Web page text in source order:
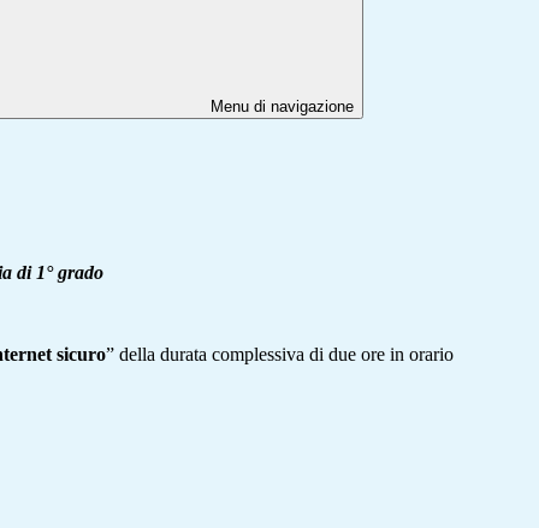
Menu di navigazione
di 1° grado
sicuro” della durata complessiva di due ore in orario